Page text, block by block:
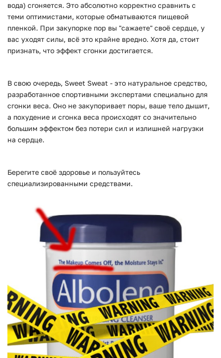
вода) сгоняется. Это абсолютно корректно сравнить с
теми оптимистами, которые обматываются пищевой
пленкой. При закупорке пор вы "сажаете" своё сердце, у
вас уходят силы, всё это крайне вредно. Хотя да, стоит
признать, что эффект сгонки достигается.
В свою очередь, Sweet Sweat - это натуральное средство,
разработанное спортивными экспертами специально для
сгонки веса. Оно не закупоривает поры, ваше тело дышит,
а похудение и сгонка веса происходят со значительно
большим эффектом без потери сил и излишней нагрузки
на сердце.
Берегите своё здоровье и пользуйтесь
специализированными средствами.